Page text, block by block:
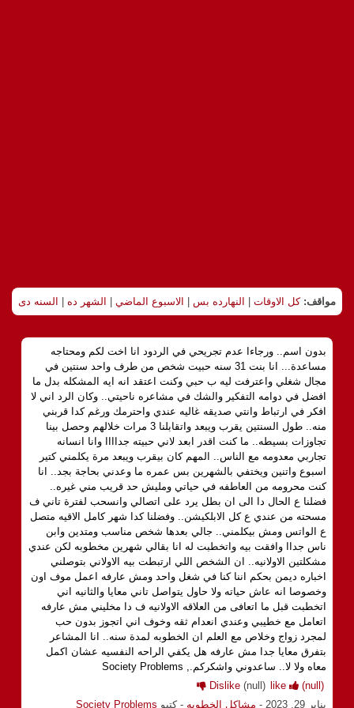
مواقف: كل الاوقات | النهارده بس | الاسبوع الماضي | الشهر ده | السنه دى
بدون اسم.. ورجاءا عدم تجريحي في الردود انا اخت لكم ومحتاجه
مساعدة... انا بنت 31 سنه حبيت شخص من طرف واحد سنتين في
مجال شغلي واعترفت ليه ب حبي وكنت اعتقد انه ايه المشكله بدل ما
افضل في دوامه التفكير والشك في مشاعره ناحيتي.. وكان الرد اني لا
افكر في ارتباط وانتي صديقه غاليه عندي واحترمك ورغم كدا قربني
منه.. طول السنتين يقرب ويبعد واتقابلنا 3 مرات خلالهم وحصل بينا
تجاوزات بسيطه.. ما كنت اقدر ابعد لاني حبيته جداااا وانا انسانه
تجاربي معدومه مع الناس.. المهم كان بيقرب ويبعد مرة يكلمني كتير
اسبوع واتنين ويختفي بالشهرين بس عمره ما وعدني بحاجة بجد.. انا
كنت محرومه من العاطفه في حياتي ومليش حد قريب مني غيره..
فضلنا ع الحال دا الى ان بطل يرد على اتصالي وانسحب لفترة تاني ف
مسحته من عندي ع كل الابلكيشن.. وفضلنا كدا شهر كامل الاقيه متصل
ع الواتس ومش بيكلمني.. جالي بعدها شخص مناسب ومتدين وابن
ناس جداا وافقت بيه واتخطبت له انا بقالي شهرين مخطوبه لكن عندي
مشكلتين الاولانيه.. ان الشخص اللي ارتبطت بيه الاولاني بتوصلني
اخباره ديمن بحكم اننا كنا في شغل واحد ومش عارفه اعمل موف اون
وخصوصا انه عاش حياته ولا حاول يتواصل تاني معايا والثانيه اني
اتخطبت قبل ما اتعافى من العلاقه الاولانيه ف دا مخليني مش عارفه
اتعامل مع خطيبي وعندي انعدام ثقه وخوف اني اتجوز بدون حب
لمجرد زواج وخلاص مع العلم ان الخطوبه لمدة سنه.. انا المشاعر
بتفرق معايا جدا مش عارفه هل يكفي الراحه النفسيه عشان اكمل
معاه ولا لا.. ساعدوني واشكركم., Society Problems
like
(null)
(null)
Dislike
يناير 29, 2023
- مشاكل الخطوبه - كتبو Society Problems